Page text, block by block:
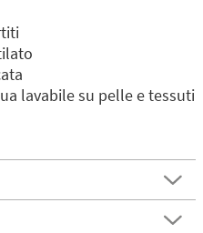
lavabile su pelle e tessuti